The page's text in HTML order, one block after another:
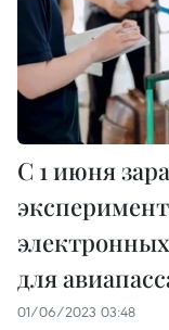
С 1 июня
для
01/06/2023 03:48